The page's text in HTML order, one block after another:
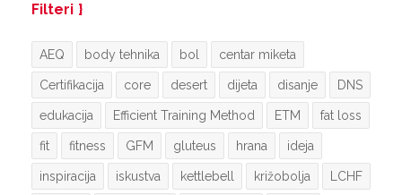
Filteri
AEQ body tehnika bol centar miketa
Certifikacija core desert dijeta disanje DNS
edukacija Efficient Training Method ETM fat loss
fit fitness GFM gluteus hrana ideja
inspiracija iskustva kettlebell križobolja LCHF